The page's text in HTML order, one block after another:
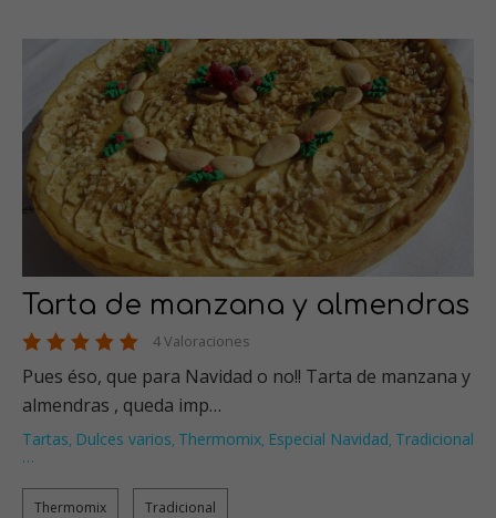
Tarta de manzana y almendras
4 Valoraciones
Pues éso, que para Navidad o no!! Tarta de manzana y
almendras , queda imp…
Tartas, Dulces varios, Thermomix, Especial Navidad, Tradicional
…
Thermomix Tradicional